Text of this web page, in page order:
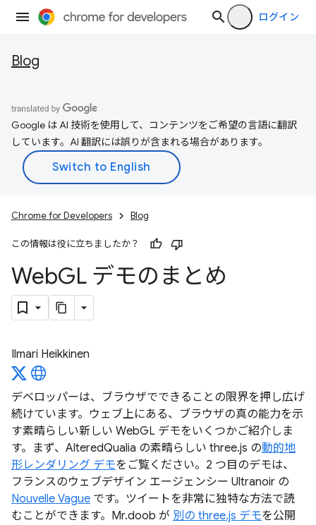
ログイン
Blog
Google は AI 技術を使用して、コンテンツをご希望の言語に翻訳
しています。AI 翻訳には誤りが含まれる場合があります。
Chrome for Developers Blog
この情報は役に立ちましたか？
WebGL デモのまとめ
Ilmari Heikkinen
デベロッパーは、ブラウザでできることの限界を押し広げ
続けています。ウェブ上にある、ブラウザの真の能力を示
す素晴らしい新しい WebGL デモをいくつかご紹介しま
す。まず、AlteredQualia の素晴らしい three.js の動的地
形レンダリング デモをご覧ください。2 つ目のデモは、
フランスのウェブデザイン エージェンシー Ultranoir の
Nouvelle Vague です。ツイートを非常に独特な方法で読
むことができます。Mr.doob が 別の three.js デモを公開